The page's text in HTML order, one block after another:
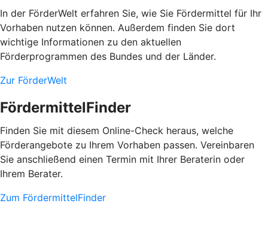
In der FörderWelt erfahren Sie, wie Sie Fördermittel für Ihr
Vorhaben nutzen können. Außerdem finden Sie dort
wichtige Informationen zu den aktuellen
Förderprogrammen des Bundes und der Länder.
Zur FörderWelt
FördermittelFinder
Finden Sie mit diesem Online-Check heraus, welche
Förderangebote zu Ihrem Vorhaben passen. Vereinbaren
Sie anschließend einen Termin mit Ihrer Beraterin oder
Ihrem Berater.
Zum FördermittelFinder